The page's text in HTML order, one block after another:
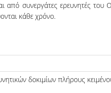
από συνεργάτες ερευνητές
κάθε χρόνο.
δοκιμίων πλήρους